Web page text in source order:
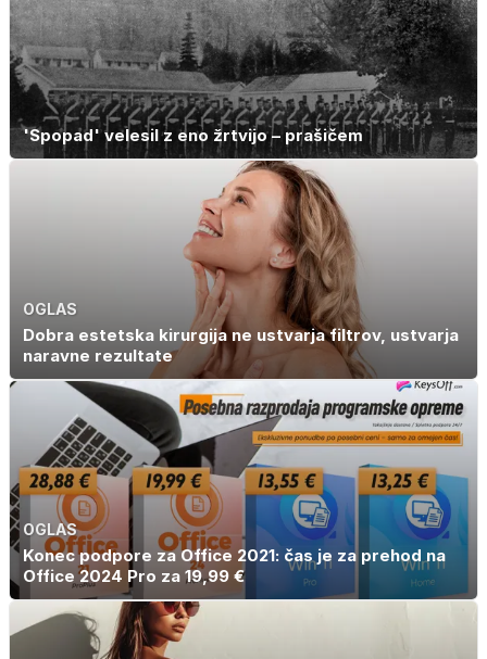
'Spopad' velesil z eno žrtvijo – prašičem
OGLAS
Dobra estetska kirurgija ne ustvarja filtrov, ustvarja
naravne rezultate
OGLAS
Konec podpore za Office 2021: čas je za prehod na
Office 2024 Pro za 19,99 €